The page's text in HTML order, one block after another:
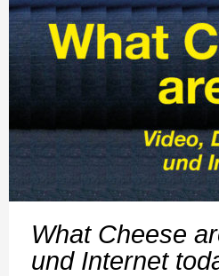
What Cheese
und Internet